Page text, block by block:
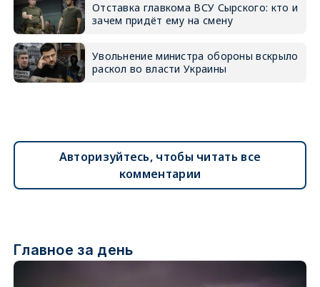
Отставка главкома ВСУ Сырского: кто и
зачем придёт ему на смену
Увольнение министра обороны вскрыло
раскол во власти Украины
Авторизуйтесь, чтобы читать все
комментарии
Главное за день